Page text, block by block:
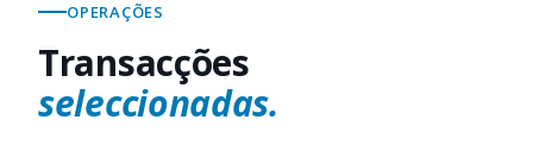
OPERAÇÕES
Transacções
seleccionadas.